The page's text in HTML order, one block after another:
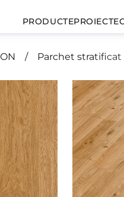
PRODUCTEPROIECTE
Parchet stratificat